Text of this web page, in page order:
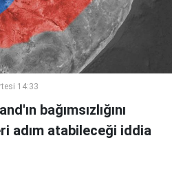
14:33
bağımsızlığını
adım atabileceği iddia